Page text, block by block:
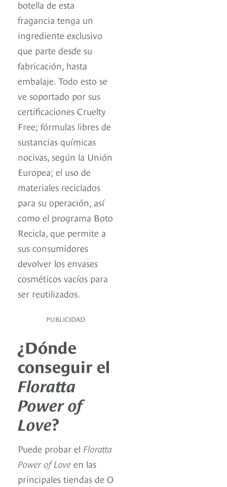
botella de esta
fragancia tenga un
ingrediente exclusivo
que parte desde su
fabricación, hasta
embalaje. Todo esto se
ve soportado por sus
certificaciones Cruelty
Free; fórmulas libres de
sustancias químicas
nocivas, según la Unión
Europea; el uso de
materiales reciclados
para su operación, así
como el programa Boto
Recicla, que permite a
sus consumidores
devolver los envases
cosméticos vacíos para
ser reutilizados.
PUBLICIDAD
¿Dónde
conseguir el
Floratta
Power of
Love?
Puede probar el Floratta
Power of Love en las
principales tiendas de O